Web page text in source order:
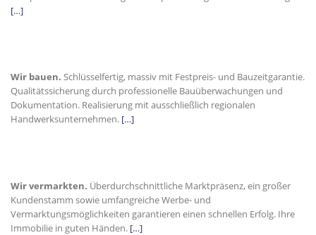
[…]
Wir bauen. Schlüsselfertig, massiv mit Festpreis- und Bauzeitgarantie.
Qualitätssicherung durch professionelle Bauüberwachungen und
Dokumentation. Realisierung mit ausschließlich regionalen
Handwerksunternehmen. […]
Wirvermarkten. Überdurchschnittliche Marktpräsenz, ein großer
Kundenstamm sowie umfangreiche Werbe- und
Vermarktungsmöglichkeiten garantieren einen schnellen Erfolg. Ihre
Immobilie in guten Händen. […]